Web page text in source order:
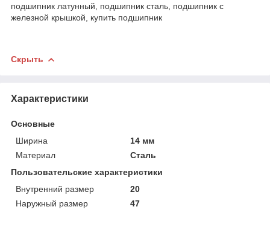
подшипник латунный, подшипник сталь, подшипник с
железной крышкой, купить подшипник
Скрыть
Характеристики
Основные
Ширина
14 мм
Материал
Сталь
Пользовательские характеристики
Внутренний размер
20
Наружный размер
47